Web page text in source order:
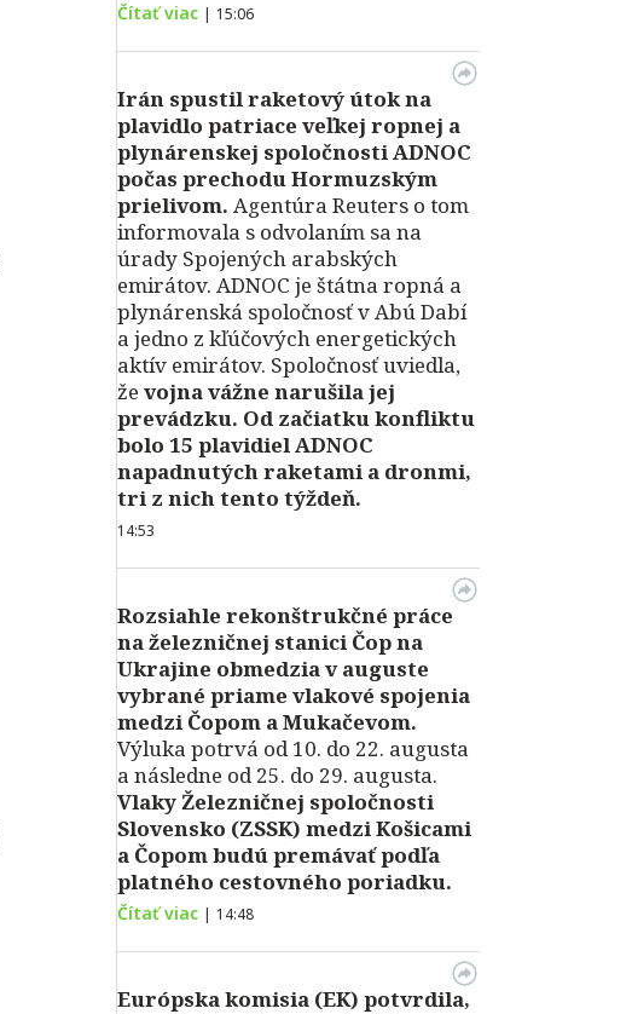
Čítať viac | 15:06
Irán spustil raketový útok na
plavidlo patriace veľkej ropnej a
plynárenskej spoločnosti ADNOC
počas prechodu Hormuzským
prielivom. Agentúra Reuters o tom
informovala s odvolaním sa na
úrady Spojených arabských
emirátov. ADNOC je štátna ropná a
plynárenská spoločnosť v Abú Dabí
a jedno z kľúčových energetických
aktív emirátov. Spoločnosť uviedla,
že vojna vážne narušila jej
prevádzku. Od začiatku konfliktu
bolo 15 plavidiel ADNOC
napadnutých raketami a dronmi,
tri z nich tento týždeň.
14:53
Rozsiahle rekonštrukčné práce
na železničnej stanici Čop na
Ukrajine obmedzia v auguste
vybrané priame vlakové spojenia
medzi Čopom a Mukačevom.
Výluka potrvá od 10. do 22. augusta
a následne od 25. do 29. augusta.
Vlaky Železničnej spoločnosti
Slovensko (ZSSK) medzi Košicami
a Čopom budú premávať podľa
platného cestovného poriadku.
Čítať viac | 14:48
Európska komisia (EK) potvrdila,